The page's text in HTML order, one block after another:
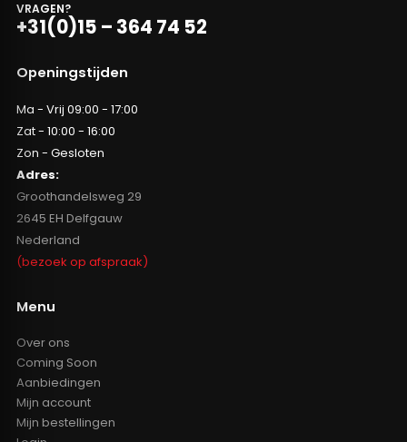
VRAGEN?
+31(0)15 – 364 74 52
Openingstijden
Ma - Vrij 09:00 - 17:00
Zat - 10:00 - 16:00
Zon - Gesloten
Adres:
Groothandelsweg 29
2645 EH Delfgauw
Nederland
(bezoek op afspraak)
Menu
Over ons
Coming Soon
Aanbiedingen
Mijn account
Mijn bestellingen